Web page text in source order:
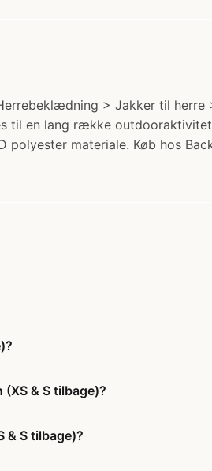
> Jakker til
en lang række
materiale. Køb hos
& S tilbage)?
& S tilbage)?